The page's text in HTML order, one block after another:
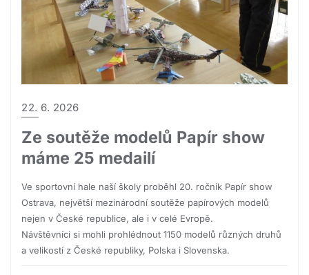
22. 6. 2026
Ze soutěže modelů Papír show
máme 25 medailí
Ve sportovní hale naší školy proběhl 20. ročník Papír show
Ostrava, největší mezinárodní soutěže papírových modelů
nejen v České republice, ale i v celé Evropě.
Návštěvníci si mohli prohlédnout 1150 modelů různých druhů
a velikostí z České republiky, Polska i Slovenska.